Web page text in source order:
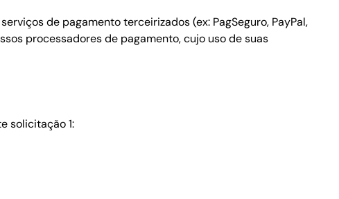
de pagamento terceirizados (ex: PagSeguro, PayPal,
processadores de pagamento, cujo uso de suas
solicitação 1: